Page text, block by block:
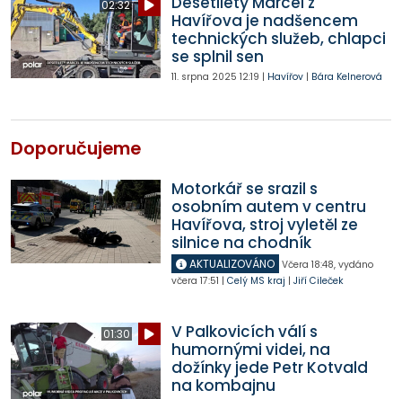
02:32
Havířova je nadšencem
technických služeb, chlapci
se splnil sen
11. srpna 2025 12:19 | Havířov| Bára Kelnerová
Doporučujeme
Motorkář se srazil s
osobním autem v centru
Havířova, stroj vyletěl ze
silnice na chodník
AKTUALIZOVÁNO Včera 18:48, vydáno
včera 17:51 | Celý MS kraj | Jiří Cileček
01:30
V Palkovicích válí s
humornými videi, na
dožínky jede Petr Kotvald
na kombajnu